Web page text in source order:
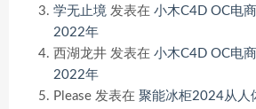
学无止境 发表在 小木C4D OC电
2022年
西湖龙井 发表在 小木C4D OC电
2022年
Please 发表在 聚能冰柜2024从人